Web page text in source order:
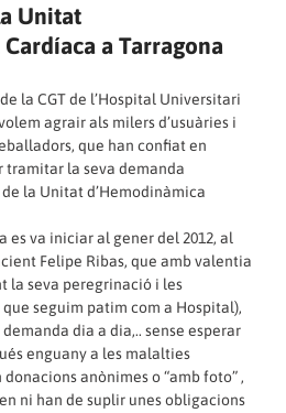
Unitat
a Tarragona
la CGT de l’Hospital Universitari
agrair als milers d’usuàries i
que han confiat en
tramitar la seva demanda
la Unitat d’Hemodinàmica
es va iniciar al gener del 2012, al
Felipe Ribas, que amb valentia
la seva peregrinació i les
seguim patim com a Hospital),
dia a dia,.. sense esperar
enguany a les malalties
anònimes o “amb foto” ,
ni han de suplir unes obligacions